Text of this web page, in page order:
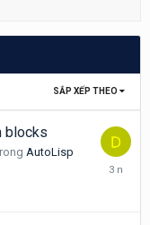
SẮP XẾP THEO
blocks
AutoLisp
Tháng